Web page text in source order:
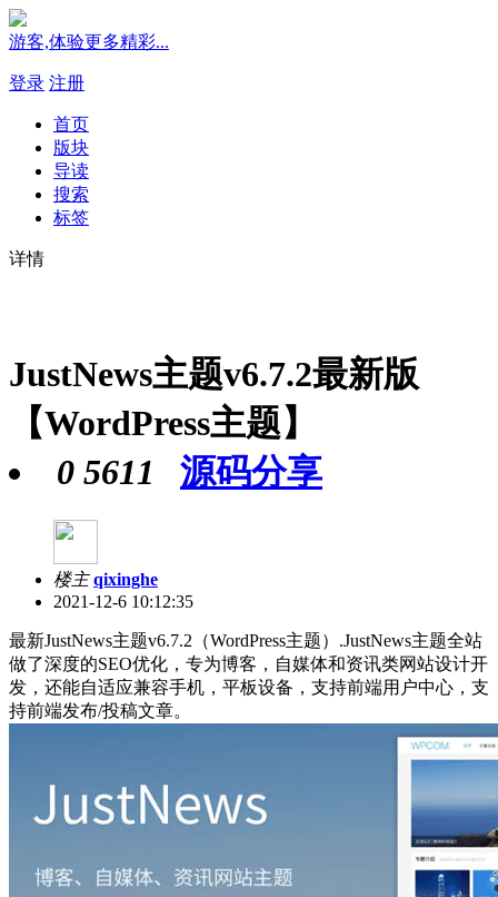
游客,体验更多精彩...
登录 注册
首页
版块
导读
搜索
标签
详情
JustNews主题v6.7.2最新版
【WordPress主题】
0 5611 源码分享
楼主 qixinghe
2021-12-6 10:12:35
最新JustNews主题v6.7.2（WordPress主题）.JustNews主题全站
做了深度的SEO优化，专为博客，自媒体和资讯类网站设计开
发，还能自适应兼容手机，平板设备，支持前端用户中心，支
持前端发布/投稿文章。